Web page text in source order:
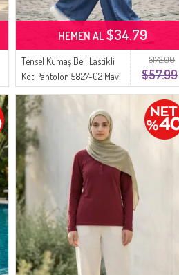
$172.00
$57.99
Tensel Kumaş Beli Lastikli
Kot Pantolon 5827-02 Mavi
HEMEN AL$34.79